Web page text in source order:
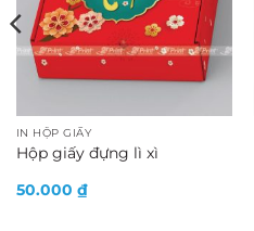
IN HỘP GIẤY
Hộp giấy đựng lì xì
50.000 ₫